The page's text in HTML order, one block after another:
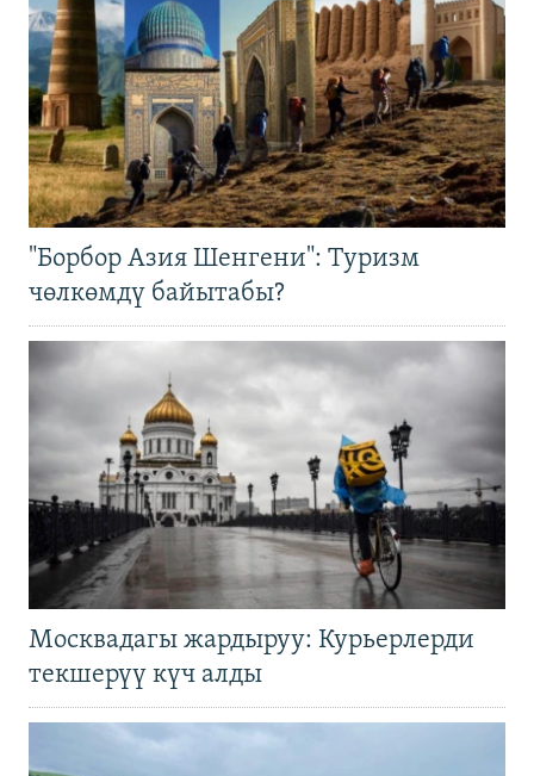
"Борбор Азия Шенгени": Туризм
чөлкөмдү байытабы?
Москвадагы жардыруу: Курьерлерди
текшерүү күч алды